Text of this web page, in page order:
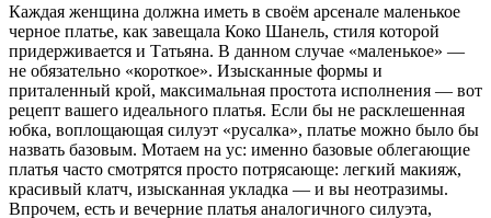
Каждая женщина должна иметь в своём арсенале маленькое
черное платье, как завещала Коко Шанель, стиля которой
придерживается и Татьяна. В данном случае «маленькое» —
не обязательно «короткое». Изысканные формы и
приталенный крой, максимальная простота исполнения — вот
рецепт вашего идеального платья. Если бы не расклешенная
юбка, воплощающая силуэт «русалка», платье можно было бы
назвать базовым. Мотаем на ус: именно базовые облегающие
платья часто смотрятся просто потрясающе: легкий макияж,
красивый клатч, изысканная укладка — и вы неотразимы.
Впрочем, есть и вечерние платья аналогичного силуэта,